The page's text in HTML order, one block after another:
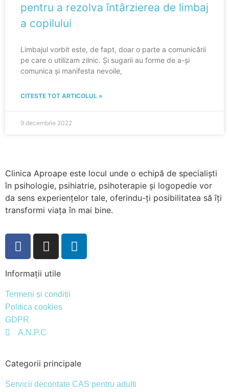
pentru a rezolva întârzierea de limbaj
a copilului
Limbajul vorbit este, de fapt, doar o parte a comunicării
pe care o utilizam zilnic. Și sugarii au forme de a-și
comunica și manifesta nevoile,
CITESTE TOT ARTICOLUL »
9 decembrie 2022
Clinica Aproape este locul unde o echipă de specialiști
în psihologie, psihiatrie, psihoterapie și logopedie vor
da sens experiențelor tale, oferindu-ți posibilitatea să îți
transformi viața în mai bine.
Informații utile
Termeni și condiții
Politica cookies
GDPR
A.N.P.C
Categorii principale
Servicii decontate CAS pentru adulti